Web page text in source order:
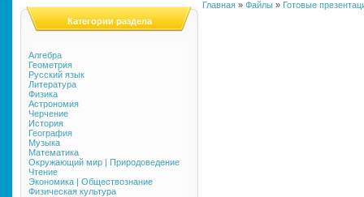
Категории раздела
Алгебра
Геометрия
Русский язык
Литература
Физика
Астрономия
Черчение
История
География
Музыка
Математика
Окружающий мир | Природоведение
Чтение
Экономика | Обществознание
Физическая культура
Главная » Файлы » Готовые